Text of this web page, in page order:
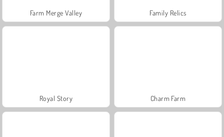
Farm Merge Valley Family Relics
Royal Story Charm Farm